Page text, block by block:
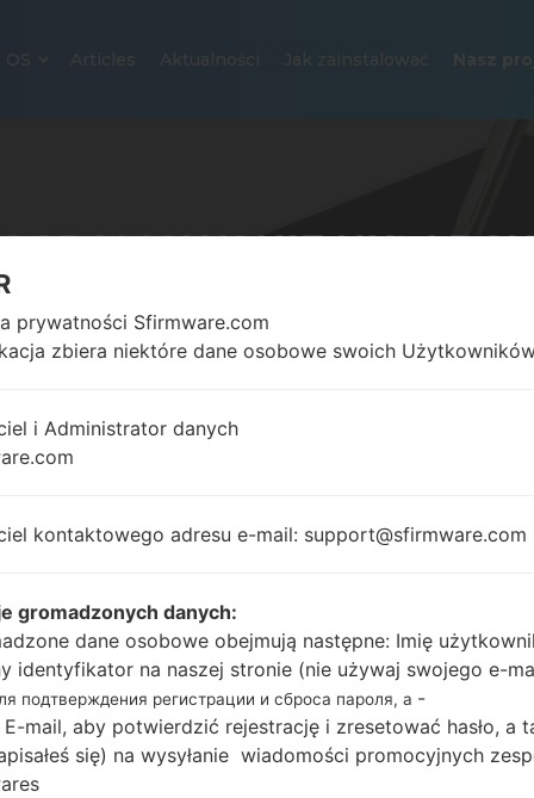
Aktualności Jak zainstalować Nasz
SAMSUNGA
układowe
prywatności Sfirmware.com
zbiera niektóre dane osobowe swoich
i Administrator danych
kontaktowego adresu e-mail: support@sfirmware.com
gromadzonych danych:
dane osobowe obejmują następne: Imię
identyfikator na naszej stronie (nie używaj swojego e-
подтверждения регистрации и сброса пароля, а -
mail, aby potwierdzić rejestrację i zresetować hasło, a
się) na wysyłanie wiadomości promocyjnych